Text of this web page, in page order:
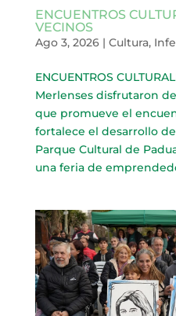
ENCUENTROS
VECINOS
Ago 3, 2026| Cultura,
ENCUENTROS
Merlenses disfrutaron
que promueve el
fortalece el desarrollo
Parque Cultural de
una feria de